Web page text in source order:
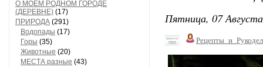
О МОЕМ РОДНОМ ГОРОДЕ
(ДЕРЕВНЕ) (17)
ПРИРОДА (291)
Водопады (17)
Горы (35)
Животные (20)
МЕСТА разные (43)
Пятница, 07